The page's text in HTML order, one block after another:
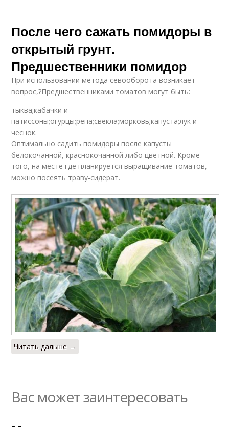
После чего сажать помидоры в
открытый грунт.
Предшественники помидор
При использовании метода севооборота возникает
вопрос,?Предшественниками томатов могут быть:
тыква;кабачки и
патиссоны;огурцы;репа;свекла;морковь;капуста;лук и
чеснок.
Оптимально садить помидоры после капусты
белокочанной, краснокочанной либо цветной. Кроме
того, на месте где планируется выращивание томатов,
можно посеять траву-сидерат.
Читать дальше →
Вас может заинтересовать